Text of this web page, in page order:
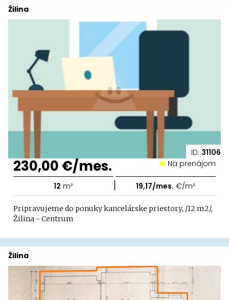
ID: 31106
Žilina
230,00 €/mes. Na prenájom
12 m² | 19,17/mes. €/m²
Pripravujeme do ponuky kancelárske priestory, /12 m2/,
Žilina - Centrum
Žilina